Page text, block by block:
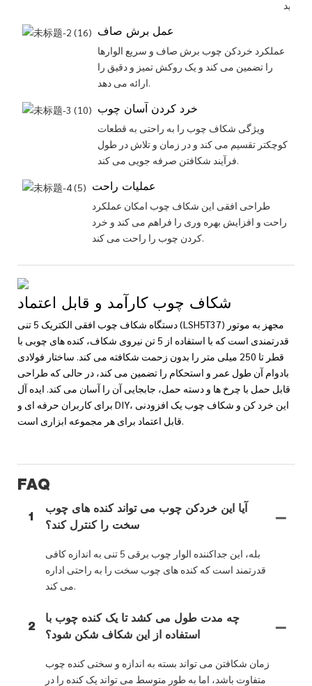
عمل برش صاف
عملکرد خردکن چوب برش صاف و سریع الوارها
را تضمین می کند و یک روکش تمیز و دقیق را
ارائه می دهد.
خرد کردن آسان چوب
ویژگی شکاف چوب را به راحتی به قطعات
کوچکتر تقسیم می کند و در زمان و تلاش در طول
فرآیند شکافتن صرفه جویی می کند.
عملیات راحت
طراحی افقی این شکاف چوب امکان عملکرد
راحت و افزایش بهره وری را فراهم می کند و خرد
کردن چوب را راحت می کند.
شکاف چوب کارآمد و قابل اعتماد
دستگاه شکاف چوب افقی الکتریک 5 تنی (LSH5T37) مجهز به موتور
قدرتمندی است که با استفاده از 5 تن نیروی شکاف، کنده های چوبی با
قطر تا 250 میلی متر را بدون زحمت شکافته می کند. ساختار فولادی
بادوام آن طول عمر و استحکام را تضمین می کند، در حالی که طراحی
قابل حمل با چرخ ها و دسته حمل، جابجایی آن را آسان می کند. ایده آل
برای کاربران حرفه ای و DIY، این خرد کن و شکاف چوب یک افزودنی
قابل اعتماد برای هر مجموعه ابزاری است.
FAQ
1
آیا این خردکن چوب می تواند کنده های چوب
سخت را کنترل کند؟
بله، این جداکننده الوار چوب برقی 5 تنی به اندازه کافی
قدرتمند است که کنده های چوب سخت را به راحتی اداره
می کند.
2
چه مدت طول می کشد تا یک کنده چوب با
استفاده از این شکاف شکن شود؟
زمان شکافتن می تواند بسته به اندازه و سختی کنده چوب
متفاوت باشد، اما به طور متوسط ​​می تواند یک کنده را در